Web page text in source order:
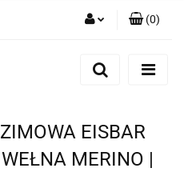
Zaloguj się
(0)
EISBAR
MERINO |